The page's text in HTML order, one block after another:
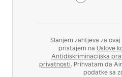
Slanjem zahtjeva za
pristajem na Uslove
Antidiskriminacijska
privatnosti. Prihvatam da
podatke sa